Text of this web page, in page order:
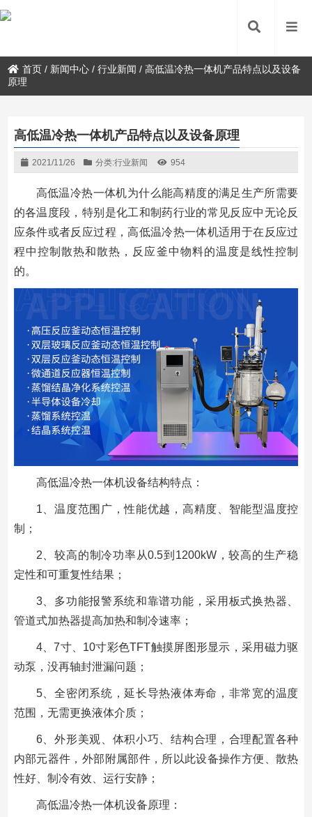
首页 / 新闻中心 /行业新闻 /高低温冷热一体机产品特点以及设备
原理
高低温冷热一体机产品特点以及设备原理
2021/11/26 分类:行业新闻 954
高低温冷热一体机为什么能高精度的满足生产所需要
的各温度段，特别是化工和制药行业的常见反应中无论反
应条件或者反应过程，高低温冷热一体机适用于在反应过
程中控制散热和散热，反应釜中物料的温度是线性控制
的。
高低温冷热一体机设备结构特点：
1、温度范围广，性能优越，高精度、智能型温度控
制；
2、较高的制冷功率从0.5到1200kW，较高的生产稳
定性和可重复性结果；
3、多功能报警系统和靠谱功能，采用板式换热器、
管道式加热器提高加热和制冷速率；
4、7寸、10寸彩色TFT触摸屏图形显示，采用磁力驱
动泵，没再轴封泄漏问题；
5、全密闭系统，延长导热液体寿命，非常宽的温度
范围，无需更换液体介质；
6、外形美观、体积小巧、结构合理，合理配置各种
内部元器件，外部附属部件，所以此设备操作方便、散热
性好、制冷有效、运行安静；
高低温冷热一体机设备原理：